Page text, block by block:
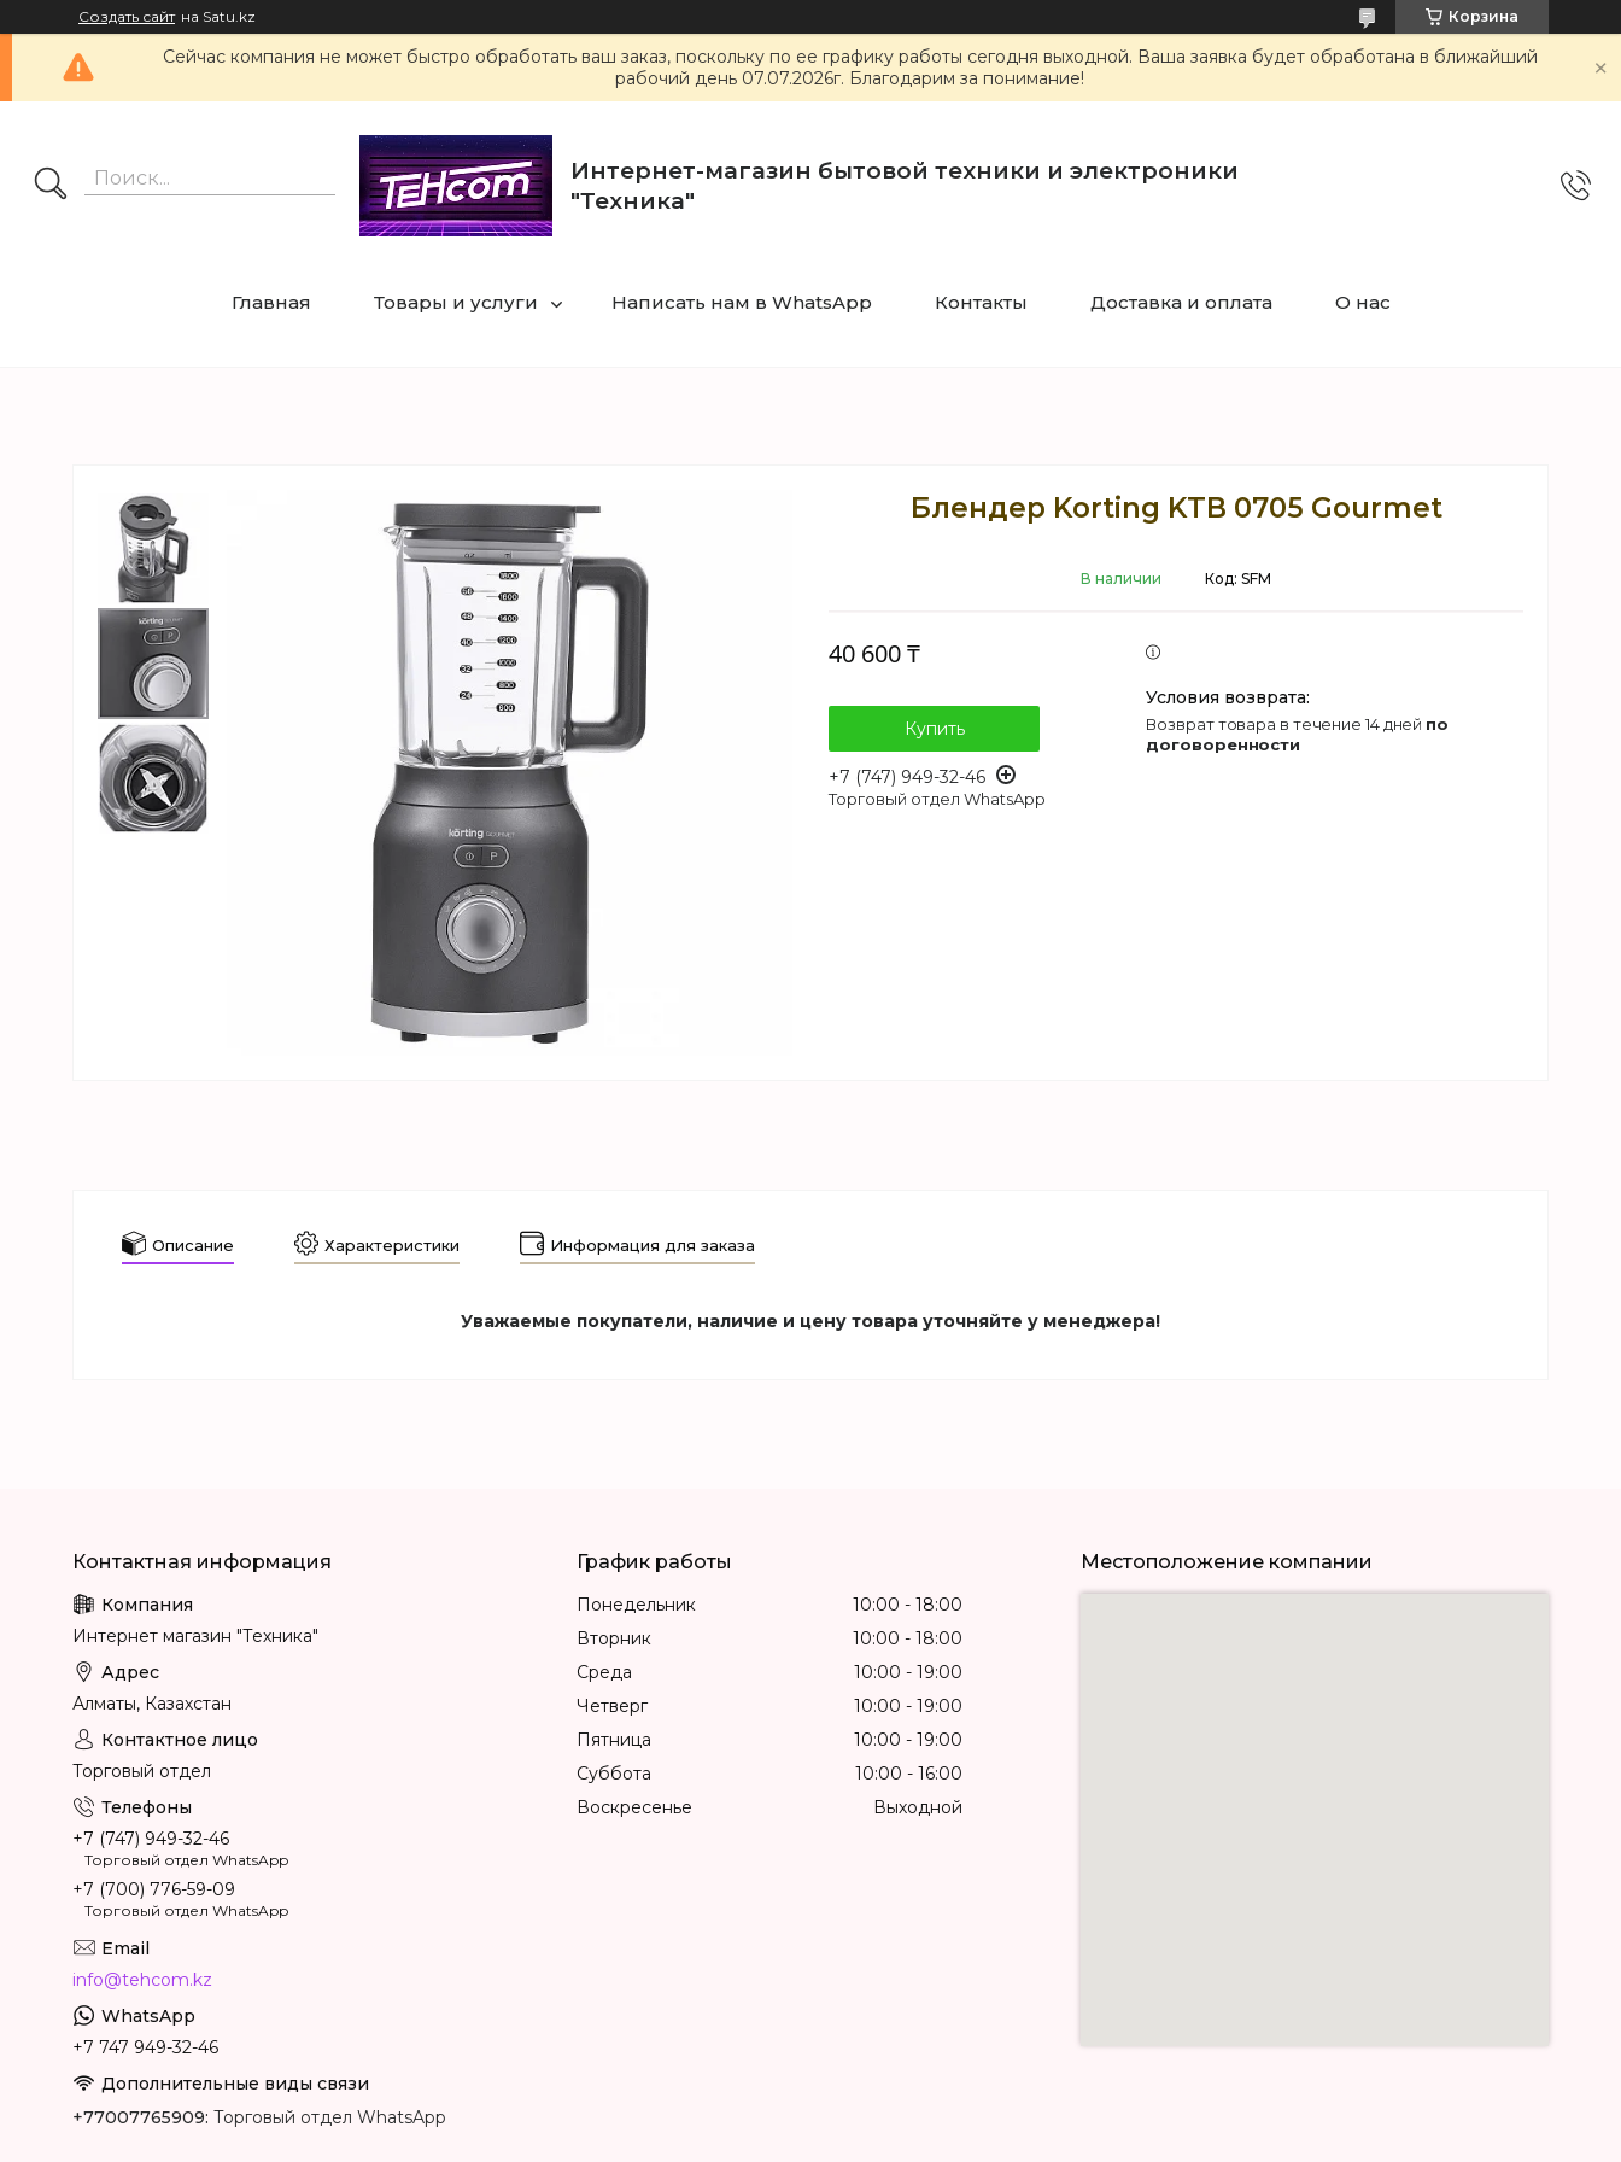
Создать сайт на Satu.kz Корзина
Сейчас компания не может быстро обработать ваш заказ, поскольку по ее графику работы сегодня выходной. Ваша заявка будет обработана в ближайший
рабочий день 07.07.2026г. Благодарим за понимание!
Интернет-магазин бытовой техники и электроники
"Техника"
Главная Товары и услуги Написать нам в WhatsApp Контакты Доставка и оплата О нас
Блендер Korting KTB 0705 Gourmet
В наличии Код: SFM
40 600 ₸
Купить
+7 (747) 949-32-46
Торговый отдел WhatsApp
возврат товара в течение 14 дней по
договоренности
Описание Характеристики Информация для заказа
Уважаемые покупатели, наличие и цену товара уточняйте у менеджера!
Интернет магазин "Техника"
Алматы, Казахстан
Торговый отдел
+7 (747) 949-32-46
Торговый отдел WhatsApp
+7 (700) 776-59-09
Торговый отдел WhatsApp
info@tehcom.kz
+7 747 949-32-46
+77007765909 Торговый отдел WhatsApp
График работы
Понедельник 10:00
18:00
Вторник
10:00
18:00
Среда
10:00
19:00
Четверг
10:00
19:00
Пятница
10:00
19:00
Суббота
10:00
16:00
Воскресенье
Выходной
Местоположение компании